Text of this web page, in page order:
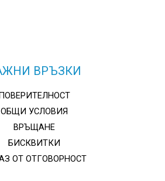
ВРЪЗКИ
ОБЩИ УСЛОВИЯ
ВРЪЩАНЕ
БИСКВИТКИ
ОТ ОТГОВОРНОСТ